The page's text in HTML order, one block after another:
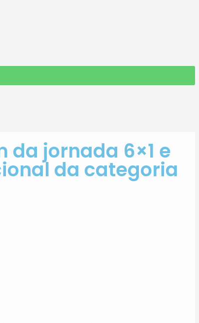
da jornada 6×1 e
da categoria